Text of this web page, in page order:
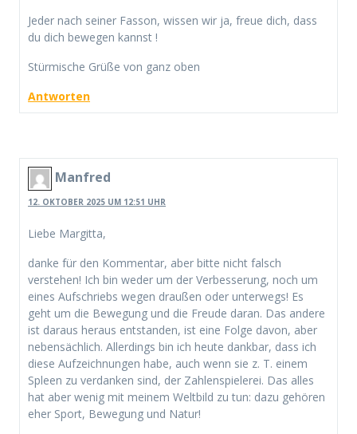
Jeder nach seiner Fasson, wissen wir ja, freue dich, dass
du dich bewegen kannst !
Stürmische Grüße von ganz oben
Antworten
Manfred
12. OKTOBER 2025 UM 12:51 UHR
Liebe Margitta,
danke für den Kommentar, aber bitte nicht falsch
verstehen! Ich bin weder um der Verbesserung, noch um
eines Aufschriebs wegen draußen oder unterwegs! Es
geht um die Bewegung und die Freude daran. Das andere
ist daraus heraus entstanden, ist eine Folge davon, aber
nebensächlich. Allerdings bin ich heute dankbar, dass ich
diese Aufzeichnungen habe, auch wenn sie z. T. einem
Spleen zu verdanken sind, der Zahlenspielerei. Das alles
hat aber wenig mit meinem Weltbild zu tun: dazu gehören
eher Sport, Bewegung und Natur!